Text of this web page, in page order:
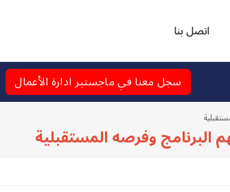
اتصل بنا
سجل معنا في ماجستير ادارة الأعمال